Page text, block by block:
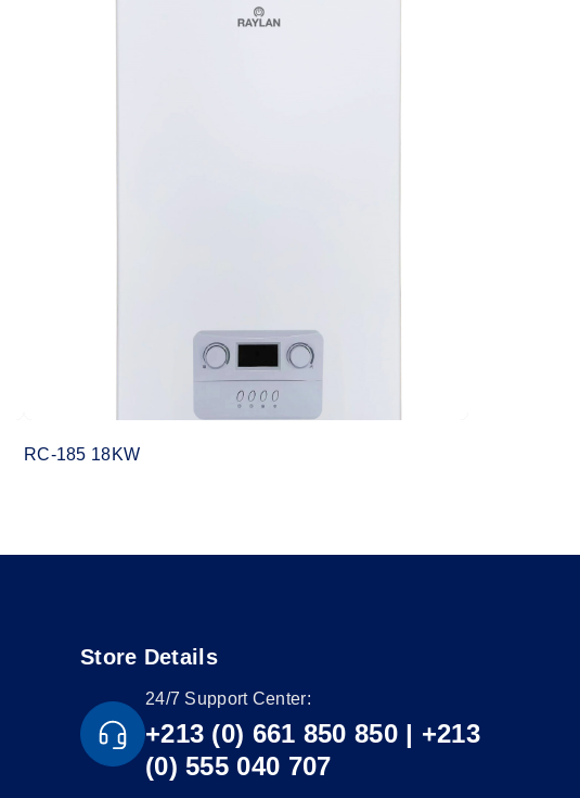
RC-185 18KW
Store Details
24/7 Support Center:
+213 (0) 661 850 850 | +213
(0) 555 040 707